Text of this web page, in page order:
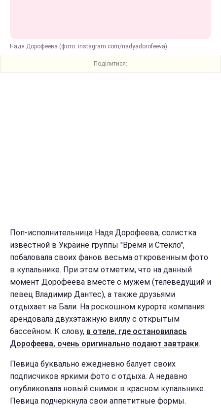
Надя Дорофеева (фото: instagram.com/nadyadorofeeva)
Поділитися:
Поп-исполнительница Надя Дорофеева, солистка
известной в Украине группы "Время и Стекло",
побаловала своих фанов весьма откровенным фото
в купальнике. При этом отметим, что на данный
момент Дорофеева вместе с мужем (телеведущий и
певец Владимир Дантес), а также друзьями
отдыхает на Бали. На роскошном курорте компания
арендовала двухэтажную виллу с открытым
бассейном. К слову, в отеле, где остановилась
Дорофеева, очень оригинально подают завтраки.
Певица буквально ежедневно балует своих
подписчиков яркими фото с отдыха. А недавно
опубликовала новый снимок в красном купальнике.
Певица подчеркнула свои аппетитные формы.